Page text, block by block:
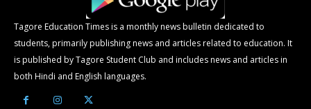
Tagore Education Times is a monthly news bulletin dedicated to
students, primarily publishing news and articles related to education. It
is published by Tagore Student Club and includes news and articles in
both Hindi and English languages.